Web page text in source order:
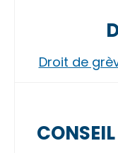
Droit de